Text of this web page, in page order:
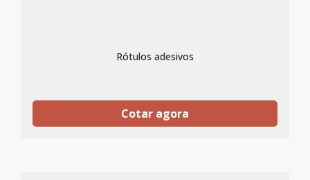
Rótulos adesivos
Cotar agora